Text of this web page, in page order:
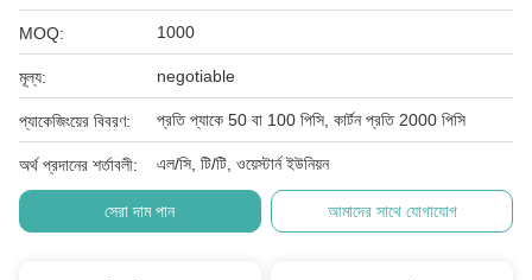
MOQ: 1000
মূল্য: negotiable
প্যাকেজিংয়ের বিবরণ: প্রতি প্যাকে 50 বা 100 পিসি, কার্টন প্রতি 2000 পিসি
অর্থ প্রদানের শর্তাবলী: এল/সি, টি/টি, ওয়েস্টার্ন ইউনিয়ন
সেরা দাম পান আমাদের সাথে যোগাযোগ